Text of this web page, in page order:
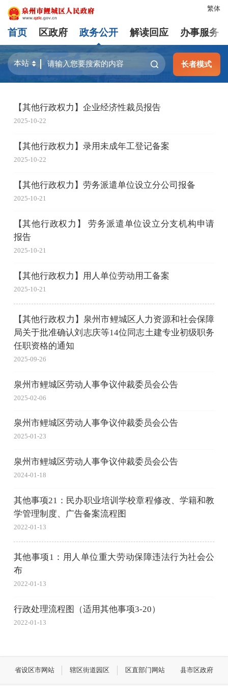
繁体
首页 区政府 政务公开 解读回应 办事服务
长者模式
【其他行政权力】企业经济性裁员报告
2025-10-22
【其他行政权力】录用未成年工登记备案
2025-10-22
【其他行政权力】劳务派遣单位设立分公司报备
2025-10-21
【其他行政权力】 劳务派遣单位设立分支机构申请
报告
2025-10-21
【其他行政权力】用人单位劳动用工备案
2025-10-21
【其他行政权力】泉州市鲤城区人力资源和社会保障
局关于批准确认刘志庆等14位同志土建专业初级职务
任职资格的通知
2025-09-26
泉州市鲤城区劳动人事争议仲裁委员会公告
2025-02-06
泉州市鲤城区劳动人事争议仲裁委员会公告
2025-01-23
泉州市鲤城区劳动人事争议仲裁委员会公告
2024-01-18
其他事项21：民办职业培训学校章程修改、学籍和教
学管理制度、广告备案流程图
2022-01-13
其他事项1：用人单位重大劳动保障违法行为社会公
布
2022-01-13
行政处理流程图（适用其他事项3-20）
2022-01-13
省设区市网站 辖区街道园区 区直部门网站 县市区政府